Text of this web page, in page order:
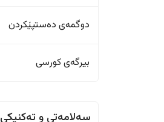
دوگمەی دەستپێکردن
بیرگەی کورسی
سەلامەتی و تەکنیکی